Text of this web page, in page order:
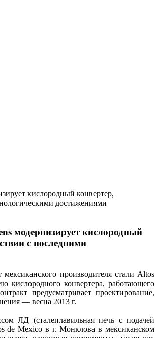
модернизирует кислородный
с последними
производителя стали Altos
конвертера, работающего
предусматривает проектирование,
— весна 2013 г.
ЛД (сталеплавильная печь с подачей
de Mexico в г. Монклова в мексиканском